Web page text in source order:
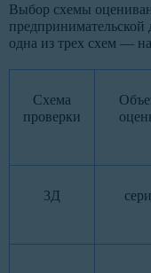
Выбор схемы
одна из трех схем —
Схема
проверки
3Д